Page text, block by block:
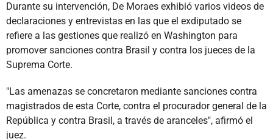
Durante su intervención, De Moraes exhibió varios videos de
declaraciones y entrevistas en las que el exdiputado se
refiere a las gestiones que realizó en Washington para
promover sanciones contra Brasil y contra los jueces de la
Suprema Corte.
"Las amenazas se concretaron mediante sanciones contra
magistrados de esta Corte, contra el procurador general de la
República y contra Brasil, a través de aranceles", afirmó el
juez.